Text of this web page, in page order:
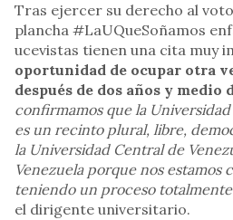
Tras ejercer su derecho al
plancha #LaUQueSoñamos
ucevistas tienen una cita muy
oportunidad de ocupar otra
después de dos años y medio
confirmamos que la
es un recinto plural, libre,
la Universidad Central de
Venezuela porque nos estamos
teniendo un proceso
el dirigente universitario.